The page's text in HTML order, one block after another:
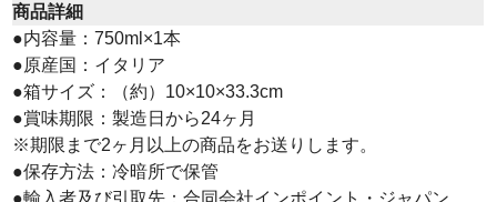
商品詳細
●内容量：750ml×1本
●原産国：イタリア
●箱サイズ：（約）10×10×33.3cm
●賞味期限：製造日から24ヶ月
※期限まで2ヶ月以上の商品をお送りします。
●保存方法：冷暗所で保管
●輸入者及び引取先：合同会社インポイント・ジャパン